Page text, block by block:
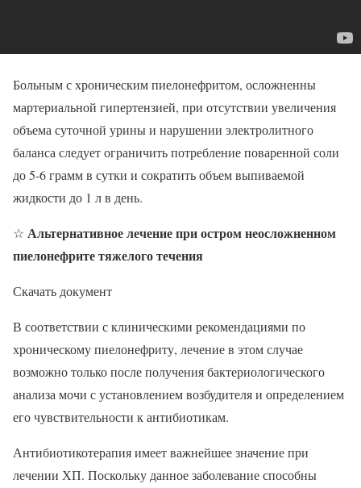
Больным с хроническим пиелонефритом, осложненны
мартериальной гипертензией, при отсутствии увеличения
объема суточной урины и нарушении электролитного
баланса следует ограничить потребление поваренной соли
до 5-6 грамм в сутки и сократить объем выпиваемой
жидкости до 1 л в день.
☆ Альтернативное лечение при остром неосложненном
пиелонефрите тяжелого течения
Скачать документ
В соответствии с клиническими рекомендациями по
хроническому пиелонефриту, лечение в этом случае
возможно только после получения бактериологического
анализа мочи с установлением возбудителя и определением
его чувствительности к антибиотикам.
Антибиотикотерапия имеет важнейшее значение при
лечении ХП. Поскольку данное заболевание способны